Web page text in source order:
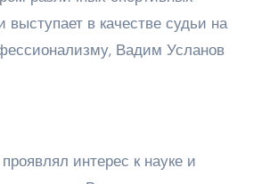
в качестве судьи на
Вадим Усланов
интерес к науке и